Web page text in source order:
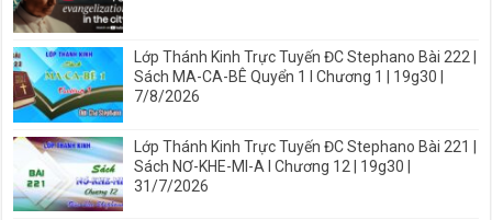
Lớp Thánh Kinh Trực Tuyến ĐC Stephano Bài 222 |
Sách MA-CA-BÊ Quyển 1 I Chương 1 | 19g30 |
7/8/2026
Lớp Thánh Kinh Trực Tuyến ĐC Stephano Bài 221 |
Sách NƠ-KHE-MI-A I Chương 12 | 19g30 |
31/7/2026